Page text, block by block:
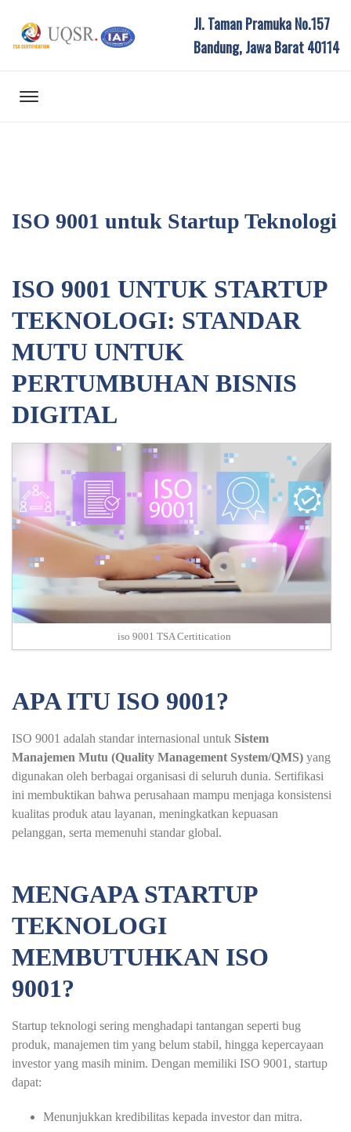
Jl. Taman Pramuka No.157
Bandung, Jawa Barat 40114
ISO 9001 untuk Startup Teknologi
ISO 9001 UNTUK STARTUP
TEKNOLOGI: STANDAR
MUTU UNTUK
PERTUMBUHAN BISNIS
DIGITAL
iso 9001 TSA Certitication
APA ITU ISO 9001?
ISO 9001 adalah standar internasional untuk Sistem
Manajemen Mutu (Quality Management System/QMS) yang
digunakan oleh berbagai organisasi di seluruh dunia. Sertifikasi
ini membuktikan bahwa perusahaan mampu menjaga konsistensi
kualitas produk atau layanan, meningkatkan kepuasan
pelanggan, serta memenuhi standar global.
MENGAPA STARTUP
TEKNOLOGI
MEMBUTUHKAN ISO
9001?
Startup teknologi sering menghadapi tantangan seperti bug
produk, manajemen tim yang belum stabil, hingga kepercayaan
investor yang masih minim. Dengan memiliki ISO 9001, startup
dapat:
Menunjukkan kredibilitas kepada investor dan mitra.